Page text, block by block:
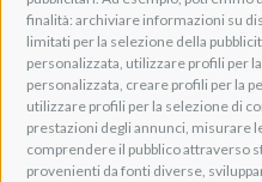
finalità: archiviare informazioni su
limitati per la selezione della
personalizzata, utilizzare profili per
personalizzata, creare profili per la
utilizzare profili per la selezione di
prestazioni degli annunci, misurare
comprendere il pubblico attraverso
provenienti da fonti diverse,
Lavis,
Tel: +39
P.IVA:
PEC:
SDI: